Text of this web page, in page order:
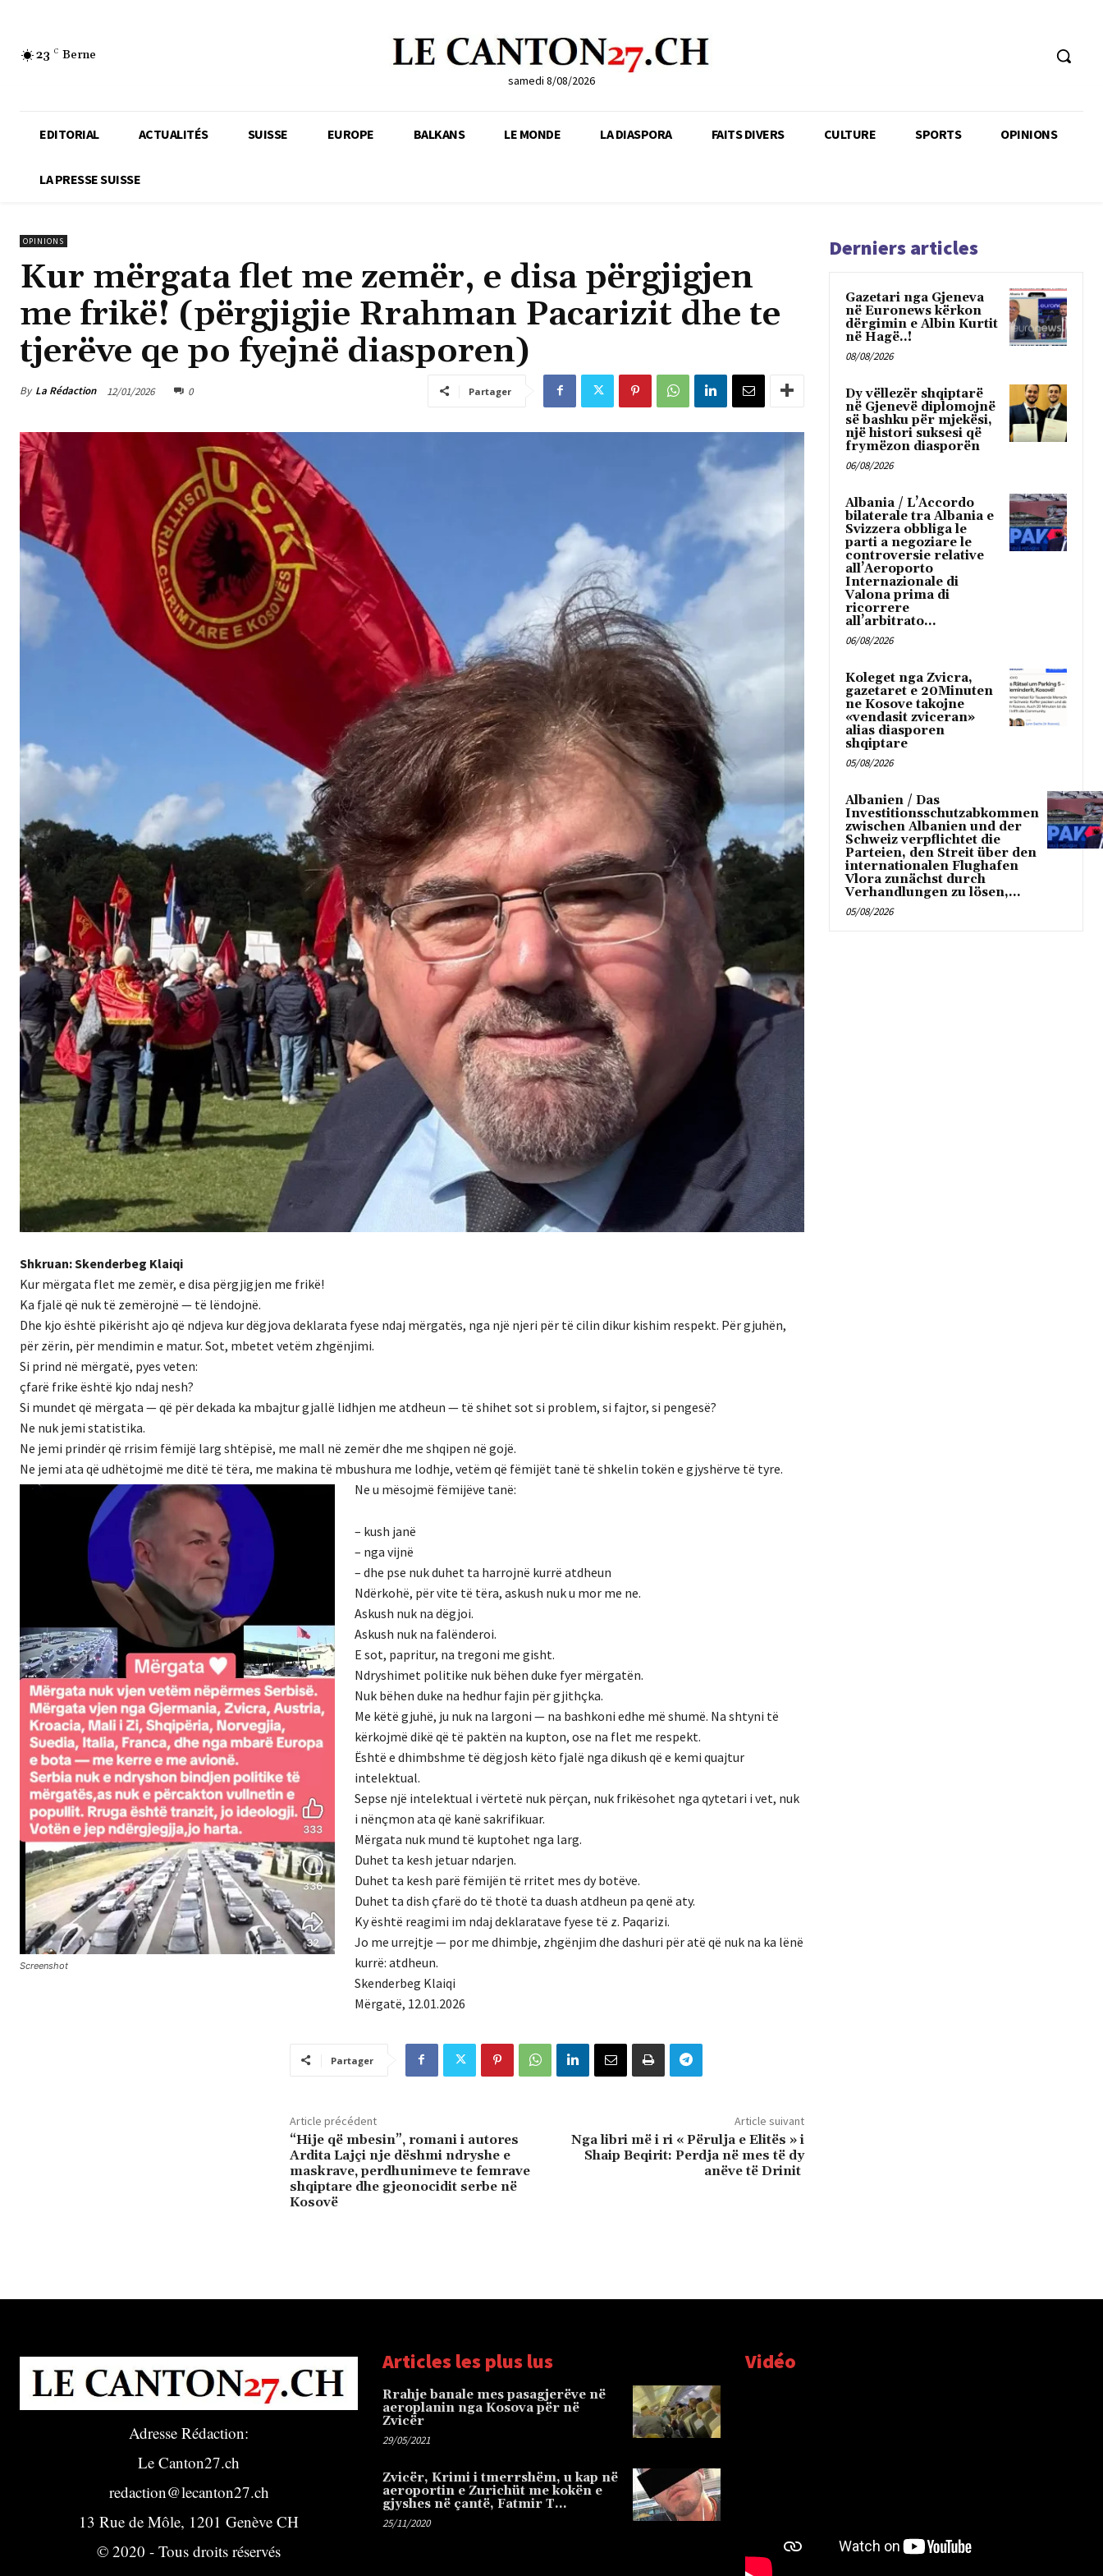
23 C Berne
samedi 8/08/2026
EDITORIAL ACTUALITÉS SUISSE EUROPE BALKANS LE MONDE LA DIASPORA FAITS DIVERS CULTURE SPORTS OPINIONS
LA PRESSE SUISSE
OPINIONS
Kur mërgata flet me zemër, e disa përgjigjen
me frikë! (përgjigjie Rrahman Pacarizit dhe te
tjerëve qe po fyejnë diasporen)
By La Rédaction 12/01/2026 0 Partager
Shkruan: Skenderbeg Klaiqi
Kur mërgata flet me zemër, e disa përgjigjen me frikë!
Ka fjalë që nuk të zemërojnë — të lëndojnë.
Dhe kjo është pikërisht ajo që ndjeva kur dëgjova deklarata fyese ndaj mërgatës, nga një njeri për të cilin dikur kishim respekt. Për gjuhën,
për zërin, për mendimin e matur. Sot, mbetet vetëm zhgënjimi.
Si prind në mërgatë, pyes veten:
çfarë frike është kjo ndaj nesh?
Si mundet që mërgata — që për dekada ka mbajtur gjallë lidhjen me atdheun — të shihet sot si problem, si fajtor, si pengesë?
Ne nuk jemi statistika.
Ne jemi prindër që rrisim fëmijë larg shtëpisë, me mall në zemër dhe me shqipen në gojë.
Ne jemi ata që udhëtojmë me ditë të tëra, me makina të mbushura me lodhje, vetëm që fëmijët tanë të shkelin tokën e gjyshërve të tyre.
Screenshot
Ne u mësojmë fëmijëve tanë:
– kush janë
– nga vijnë
– dhe pse nuk duhet ta harrojnë kurrë atdheun
Ndërkohë, për vite të tëra, askush nuk u mor me ne.
Askush nuk na dëgjoi.
Askush nuk na falënderoi.
E sot, papritur, na tregoni me gisht.
Ndryshimet politike nuk bëhen duke fyer mërgatën.
Nuk bëhen duke na hedhur fajin për gjithçka.
Me këtë gjuhë, ju nuk na largoni — na bashkoni edhe më shumë. Na shtyni të
kërkojmë dikë që të paktën na kupton, ose na flet me respekt.
Është e dhimbshme të dëgjosh këto fjalë nga dikush që e kemi quajtur
intelektual.
Sepse një intelektual i vërtetë nuk përçan, nuk frikësohet nga qytetari i vet, nuk
i nënçmon ata që kanë sakrifikuar.
Mërgata nuk mund të kuptohet nga larg.
Duhet ta kesh jetuar ndarjen.
Duhet ta kesh parë fëmijën të rritet mes dy botëve.
Duhet ta dish çfarë do të thotë ta duash atdheun pa qenë aty.
Ky është reagimi im ndaj deklaratave fyese të z. Paqarizi.
Jo me urrejtje — por me dhimbje, zhgënjim dhe dashuri për atë që nuk na ka lënë
kurrë: atdheun.
Skenderbeg Klaiqi
Mërgatë, 12.01.2026
Partager
Article précédent
“Hije që mbesin”, romani i autores
Ardita Lajçi nje dëshmi ndryshe e
maskrave, perdhunimeve te femrave
shqiptare dhe gjeonocidit serbe në
Kosovë
Article suivant
Nga libri më i ri « Përulja e Elitës » i
Shaip Beqirit: Perdja në mes të dy
anëve të Drinit
Derniers articles
Gazetari nga Gjeneva
në Euronews kërkon
dërgimin e Albin Kurtit
në Hagë..!
08/08/2026
Dy vëllezër shqiptarë
në Gjenevë diplomojnë
së bashku për mjekësi,
një histori suksesi që
frymëzon diasporën
06/08/2026
Albania / L’Accordo
bilaterale tra Albania e
Svizzera obbliga le
parti a negoziare le
controversie relative
all’Aeroporto
Internazionale di
Valona prima di
ricorrere
all’arbitrato...
06/08/2026
Koleget nga Zvicra,
gazetaret e 20Minuten
ne Kosove takojne
«vendasit zviceran»
alias diasporen
shqiptare
05/08/2026
Albanien / Das
Investitionsschutzabkommen
zwischen Albanien und der
Schweiz verpflichtet die
Parteien, den Streit über den
internationalen Flughafen
Vlora zunächst durch
Verhandlungen zu lösen,...
05/08/2026
Adresse Rédaction:
Le Canton27.ch
redaction@lecanton27.ch
13 Rue de Môle, 1201 Genève CH
© 2020 - Tous droits réservés
Articles les plus lus
Rrahje banale mes pasagjerëve në
aeroplanin nga Kosova për në
Zvicër
29/05/2021
Zvicër, Krimi i tmerrshëm, u kap në
aeroportin e Zurichüt me kokën e
gjyshes në çantë, Fatmir T…
25/11/2020
Vidéo